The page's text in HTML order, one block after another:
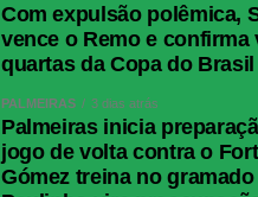
Com expulsão polêmica,
vence o Remo e confirma
quartas da Copa do Brasil
PALMEIRAS 3 dias atrás
Palmeiras inicia
jogo de volta contra o
Gómez treina no gramado